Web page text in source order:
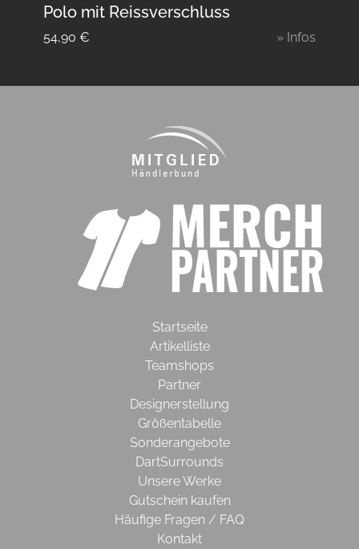
Polo mit Reissverschluss
54,90 € » Infos
Startseite
Artikelliste
Teamshops
Partner
Designerstellung
Größentabelle
Sonderangebote
DartSurrounds
Unsere Werke
Gutschein kaufen
Häufige Fragen / FAQ
Kontakt